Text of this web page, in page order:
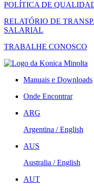
POLÍTICA DE
RELATÓRIO DE
SALARIAL
TRABALHE CONOSCO
Manuais e Downloads
Onde Encontrar
ARG
Argentina / English
AUS
Australia / English
AUT